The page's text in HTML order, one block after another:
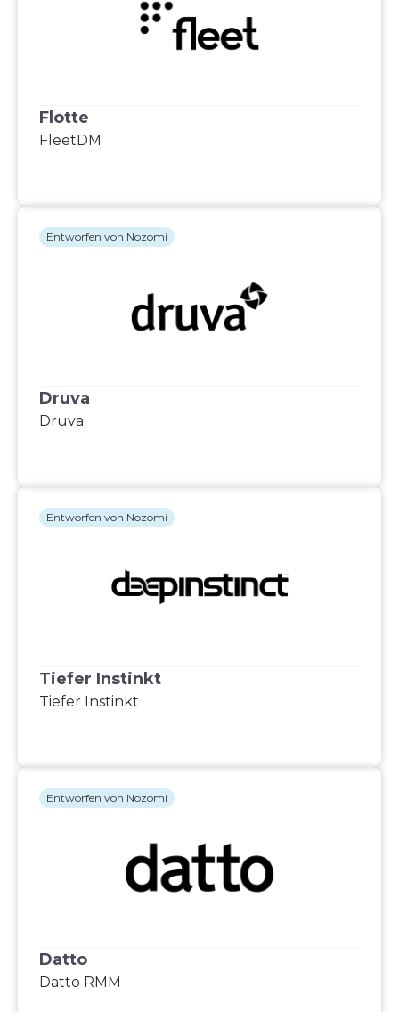
Flotte
FleetDM
Druva
Druva
Entworfen von Nozomi
Tiefer Instinkt
Tiefer Instinkt
Entworfen von Nozomi
Datto
Datto RMM
Entworfen von Nozomi